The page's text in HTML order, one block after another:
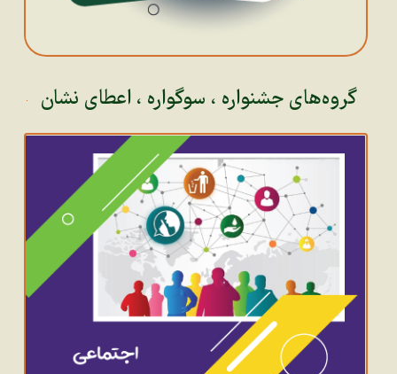
گروه‌های جشنواره ، سوگواره ، اعطای نشان